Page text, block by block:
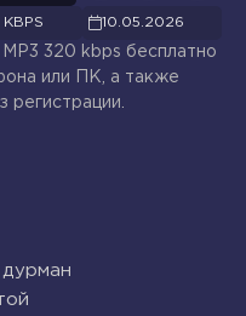
10.05.2026
MP3 320 kbps бесплатно
или ПК, а также
регистрации.